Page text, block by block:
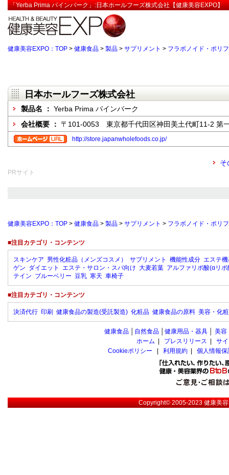
「Yerba Prima パインバーク」:日本ホールフーズ株式会社【健康美容EXPO】
健康美容EXPO：TOP > 健康食品 > 製品 > サプリメント > フラボノイド・ポリ
日本ホールフーズ株式会社
製品名 ： Yerba Prima パインバーク
会社概要 ： 〒101-0053 東京都千代田区神田美土代町11-2 第
http://store.japanwholefoods.co.jp/
そ
PRサイト
健康美容EXPO：TOP > 健康食品 > 製品 > サプリメント > フラボノイド・ポリ
■注目カテゴリ・コンテンツ
スキンケア 男性化粧品（メンズコスメ） サプリメント 機能性成分 エステ
ゲン ダイエット エステ・サロン・スパ向け 大麦若葉 アルファリポ酸(αリポ
テイン ブルーベリー 豆乳 寒天 車椅子
■注目カテゴリ・コンテンツ
決済代行 印刷 健康食品の製造(受託製造) 化粧品 健康食品の原料 美容・化
健康食品 自然食品 健康用品・器具 美容
ホーム
プレスリリース
サ
Cookieポリシー
利用規約 個人情報
Copyright© 2005-2023健康美